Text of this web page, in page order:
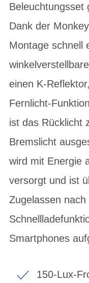
Beleuchtungsset
Dank der
Montage schnell
einen K-
Fernlicht-
ist das Rücklicht
Bremslicht
wird mit Energie
versorgt und ist
Zugelassen
Smartphones
150-Lux-